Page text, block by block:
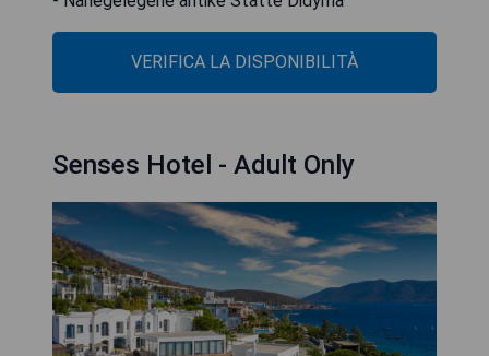
VERIFICA LA DISPONIBILITÀ
Senses Hotel - Adult Only